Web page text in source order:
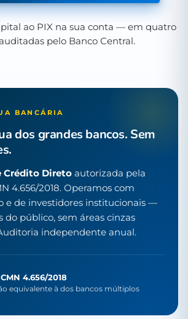
ao PIX na sua conta — em quatro
pelo Banco Central.
BANCÁRIA
dos grandes bancos. Sem
Crédito Direto autorizada pela
4.656/2018. Operamos com
e de investidores institucionais —
do público, sem áreas cinzas
independente anual.
CMN 4.656/2018
equivalente à dos bancos múltiplos